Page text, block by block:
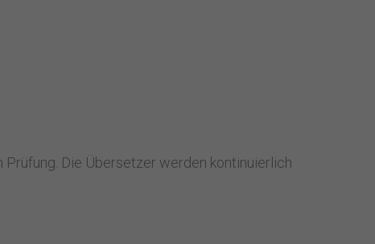
Die Übersetzer werden kontinuierlich